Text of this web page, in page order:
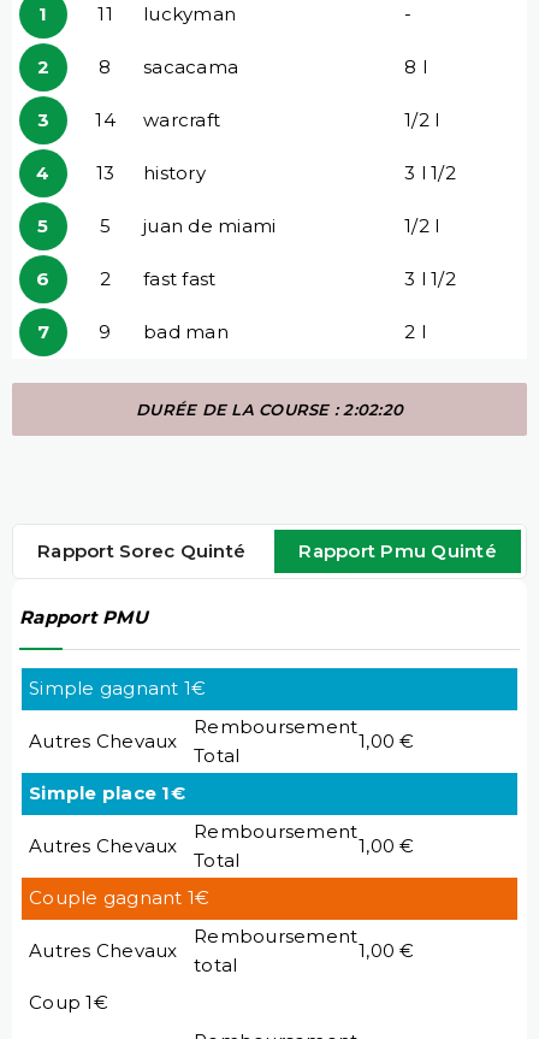
1 11 luckyman -
2 8 sacacama 8 l
3 14 warcraft 1/2 l
4 13 history 3 l 1/2
5 5 juan de miami 1/2 l
6 2 fast fast 3 l 1/2
7 9 bad man 2 l
DURÉE DE LA COURSE : 2:02:20
Rapport Sorec Quinté Rapport Pmu Quinté
Rapport PMU
Simple gagnant 1€
Autres Chevaux
Remboursement
Total
1,00 €
Simple place 1€
Autres Chevaux
Remboursement
Total
1,00 €
Couple gagnant 1€
Autres Chevaux
Remboursement
total
1,00 €
Coup 1€